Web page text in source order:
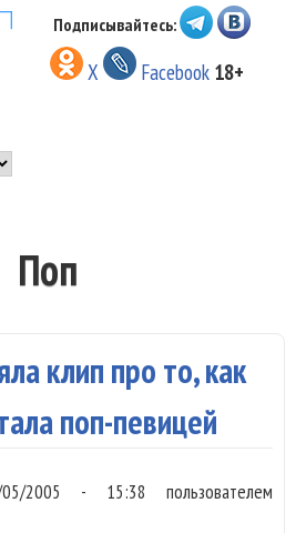
к основному
содержанию
Подписывайтесь:
X Facebook 18+
Поп
клип про то, как
поп-певицей
2005 - 15:38 пользователем